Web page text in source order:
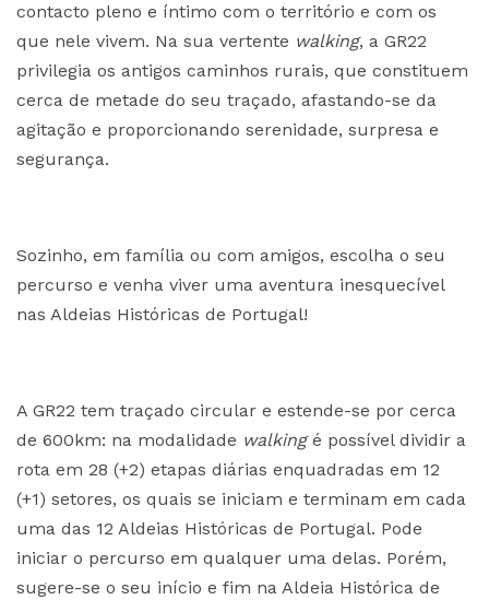
contacto pleno e íntimo com o território e com os
que nele vivem. Na sua vertente walking, a GR22
privilegia os antigos caminhos rurais, que constituem
cerca de metade do seu traçado, afastando-se da
agitação e proporcionando serenidade, surpresa e
segurança.
Sozinho, em família ou com amigos, escolha o seu
percurso e venha viver uma aventura inesquecível
nas Aldeias Históricas de Portugal!
A GR22 tem traçado circular e estende-se por cerca
de 600km: na modalidade walkingé possível dividir a
rota em 28 (+2) etapas diárias enquadradas em 12
(+1) setores, os quais se iniciam e terminam em cada
uma das 12 Aldeias Históricas de Portugal. Pode
iniciar o percurso em qualquer uma delas. Porém,
sugere-se o seu início e fim na Aldeia Histórica de